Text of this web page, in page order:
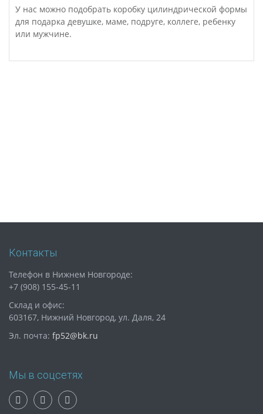
У нас можно подобрать коробку цилиндрической формы
для подарка девушке, маме, подруге, коллеге, ребенку
или мужчине.
Контакты
Телефон в Нижнем Новгороде:
+7 (908) 155-45-11
Склад и офис:
603167, Нижний Новгород, ул. Даля, 24
Эл. почта: fp52@bk.ru
Мы в соцсетях